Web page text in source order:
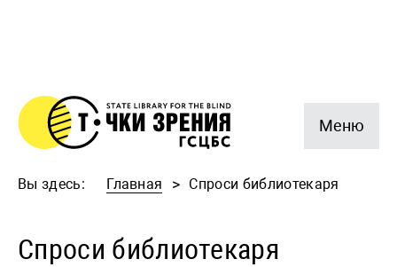
Меню
Вы здесь: Главная Спроси библиотекаря
Спроси библиотекаря